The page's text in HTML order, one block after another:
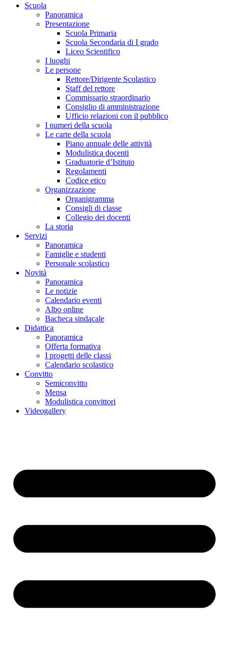
Scuola
Panoramica
Presentazione
Scuola Primaria
Scuola Secondaria di I grado
Liceo Scientifico
I luoghi
Le persone
Rettore/Dirigente Scolastico
Staff del rettore
Commissario straordinario
Consiglio di amministrazione
Ufficio relazioni con il pubblico
I numeri della scuola
Le carte della scuola
Piano annuale delle attività
Modulistica docenti
Graduatorie d’Istituto
Regolamenti
Codice etico
Organizzazione
Organigramma
Consigli di classe
Collegio dei docenti
La storia
Servizi
Panoramica
Famiglie e studenti
Personale scolastico
Novità
Panoramica
Le notizie
Calendario eventi
Albo online
Bacheca sindacale
Didattica
Panoramica
Offerta formativa
I progetti delle classi
Calendario scolastico
Convitto
Semiconvitto
Mensa
Modulistica convittori
Videogallery